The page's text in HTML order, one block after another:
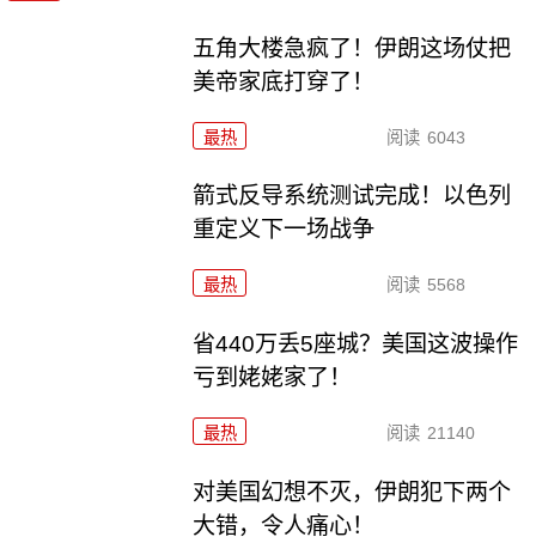
五角大楼急疯了！伊朗这场仗把
美帝家底打穿了！
最热 阅读 6043
箭式反导系统测试完成！以色列
重定义下一场战争
最热 阅读 5568
省440万丢5座城？美国这波操作
亏到姥姥家了！
最热 阅读 21140
对美国幻想不灭，伊朗犯下两个
大错，令人痛心！